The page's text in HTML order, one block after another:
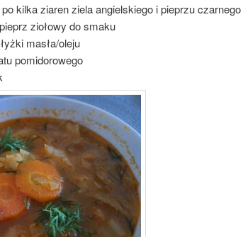
kilka ziaren ziela angielskiego i pieprzu czarnego
ziołowy do smaku
masła/oleju
pomidorowego